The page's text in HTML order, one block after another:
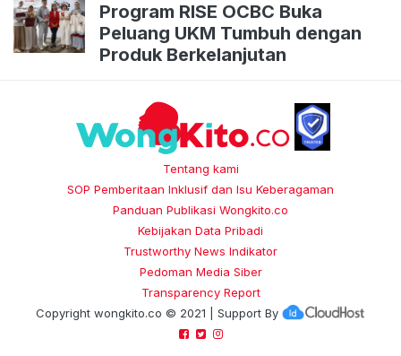
Program RISE OCBC Buka
Peluang UKM Tumbuh dengan
Produk Berkelanjutan
Tentang kami
SOP Pemberitaan Inklusif dan Isu Keberagaman
Panduan Publikasi Wongkito.co
Kebijakan Data Pribadi
Trustworthy News Indikator
Pedoman Media Siber
Transparency Report
Copyright wongkito.co © 2021 | Support By